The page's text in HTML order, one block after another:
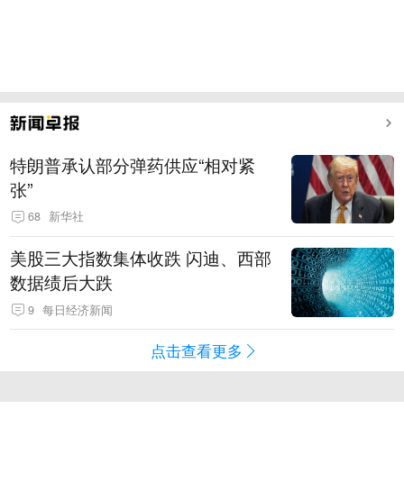
特朗普承认部分弹药供应“相对紧
张”
68 新华社
美股三大指数集体收跌 闪迪、西部
数据绩后大跌
9 每日经济新闻
点击查看更多